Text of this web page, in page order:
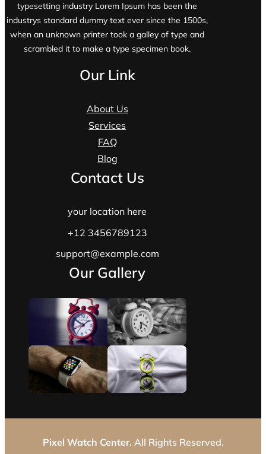
typesetting industry Lorem Ipsum has been the
industrys standard dummy text ever since the 1500s,
when an unknown printer took a galley of type and
scrambled it to make a type specimen book.
Our Link
About Us
Services
FAQ
Blog
Contact Us
your location here
+12 3456789123
support@example.com
Our Gallery
Pixel Watch Center. All Rights Reserved.